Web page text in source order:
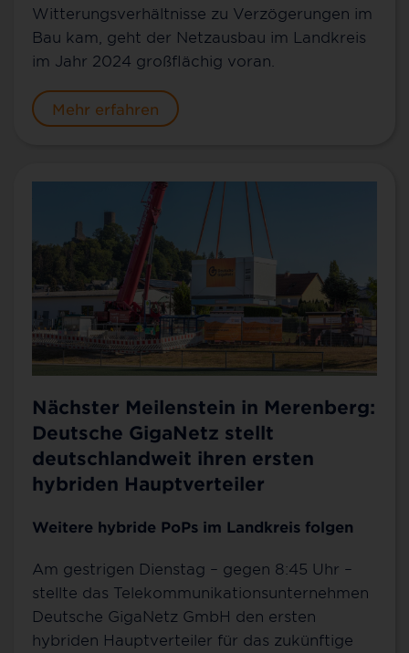
Witterungsverhältnisse zu Verzögerungen im
Bau kam, geht der Netzausbau im Landkreis
im Jahr 2024 großflächig voran.
Mehr erfahren
Nächster Meilenstein in Merenberg:
Deutsche GigaNetz stellt
deutschlandweit ihren ersten
hybriden Hauptverteiler
Weitere hybride PoPs im Landkreis folgen
Am gestrigen Dienstag – gegen 8:45 Uhr –
stellte das Telekommunikationsunternehmen
Deutsche GigaNetz GmbH den ersten
hybriden Hauptverteiler für das zukünftige